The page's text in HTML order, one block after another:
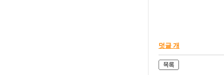
덧글 개